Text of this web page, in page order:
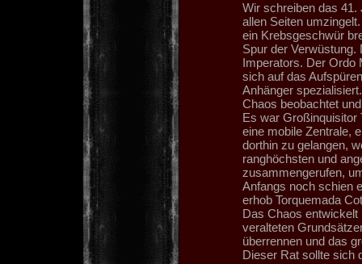
Wir schreiben das
allen Seiten
ein Krebsgeschwür
Spur der Verwüstung.
Imperators. Der Ordo
sich auf das
Anhänger
Chaos beobachtet
Es war Großinquisitor
eine mobile Zentrale,
dorthin zu gelangen,
ranghöchsten und
zusammengerufen,
Anfangs noch schien
erhob Torquemada
Das Chaos entwickelt
veralteten
überrennen und das
Dieser Rat sollte sich